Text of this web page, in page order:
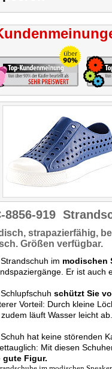
8856-919
strapazierfähig,
Größen verfügbar.
im modischen
Er ist auch
schützt Sie
Vorteil: Durch kleine
läuft Wasser leicht ab.
hat keine störenden
Mit diesen
gute Figur.